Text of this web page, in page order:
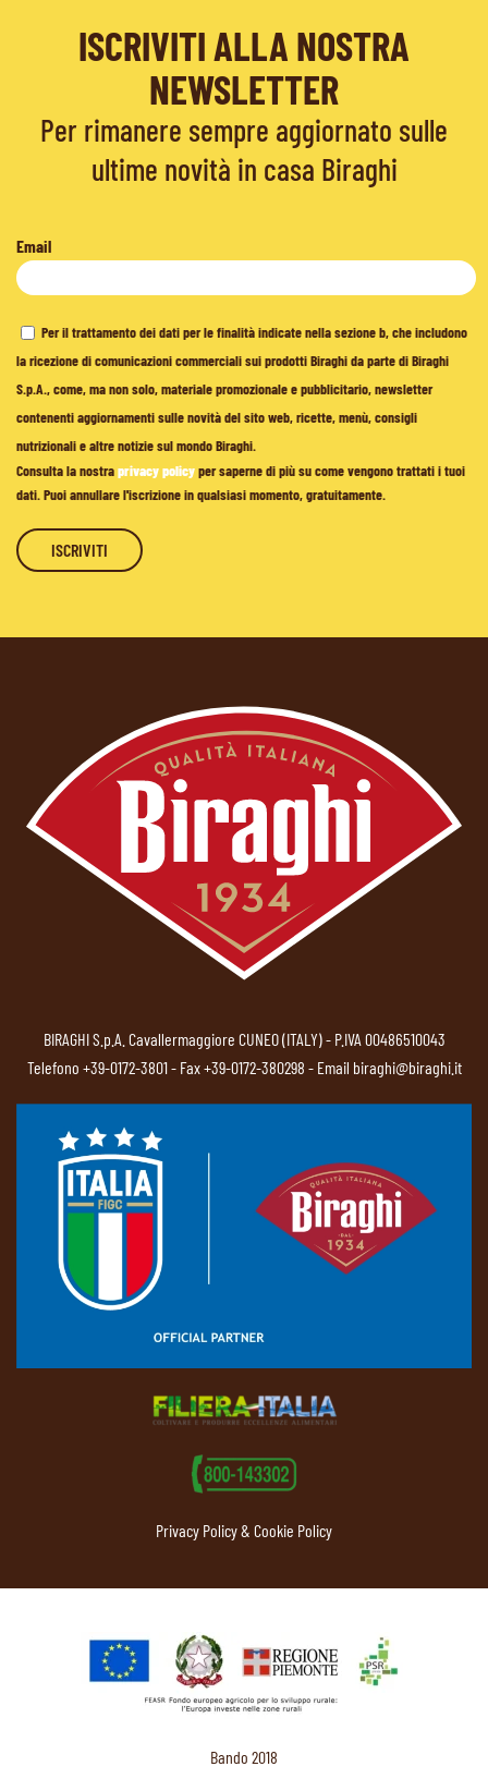
ISCRIVITI ALLA NOSTRA
NEWSLETTER
Per rimanere sempre aggiornato sulle
ultime novità in casa Biraghi
Email
Per il trattamento dei dati per le finalità indicate nella sezione b, che includono
la ricezione di comunicazioni commerciali sui prodotti Biraghi da parte di Biraghi
S.p.A., come, ma non solo, materiale promozionale e pubblicitario, newsletter
contenenti aggiornamenti sulle novità del sito web, ricette, menù, consigli
nutrizionali e altre notizie sul mondo Biraghi.
Consulta la nostraprivacy policyper saperne di più su come vengono trattati i tuoi
dati. Puoi annullare l'iscrizione in qualsiasi momento, gratuitamente.
BIRAGHI S.p.A. Cavallermaggiore CUNEO (ITALY) - P.IVA 00486510043
Telefono +39-0172-3801- Fax +39-0172-380298 - Email biraghi@biraghi.it
Privacy Policy & Cookie Policy
Bando 2018